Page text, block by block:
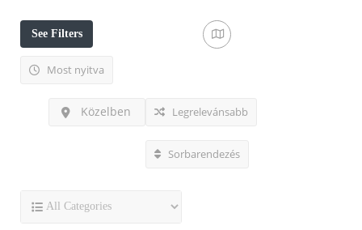
See Filters
Most nyitva
Közelben Legrelevánsabb
Sorbarendezés